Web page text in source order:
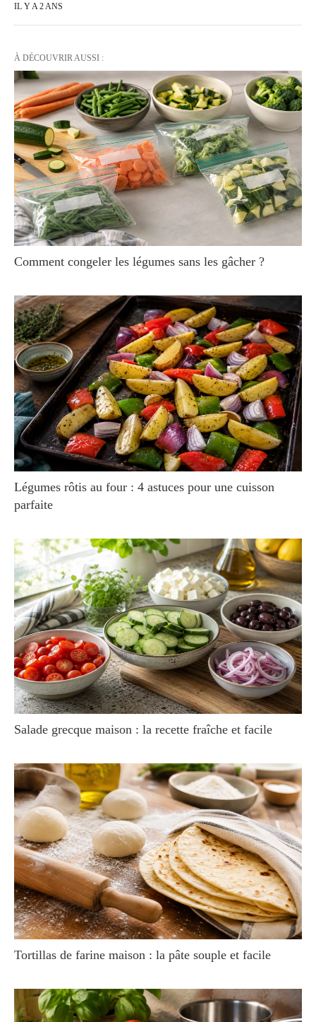
IL Y A 2 ANS
À DÉCOUVRIR AUSSI :
Comment congeler les légumes sans les gâcher ?
Légumes rôtis au four : 4 astuces pour une cuisson
parfaite
Salade grecque maison : la recette fraîche et facile
Tortillas de farine maison : la pâte souple et facile